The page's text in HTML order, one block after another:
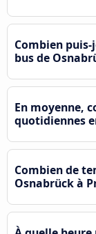
Combien
bus de
En moyenne,
quotidiennes
Combien de
Osnabrück à